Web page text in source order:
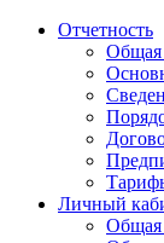
Отчетность
Общая
Личный
Общая